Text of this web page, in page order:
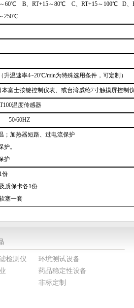
60℃ B、RT+15～80℃ C、RT+15～ 100℃ D、
250℃
（升温速率4~20℃/min为特殊选用条件，可定制）
本富士按键控制仪表、或台湾威纶7寸触摸屏控制
温度传感器
50/60HZ
；加热器短路、过电流保护
护。
护
份
质保卡各1份
塞一套
检测仪
环境测试设备
药品稳定性设备
非标定制